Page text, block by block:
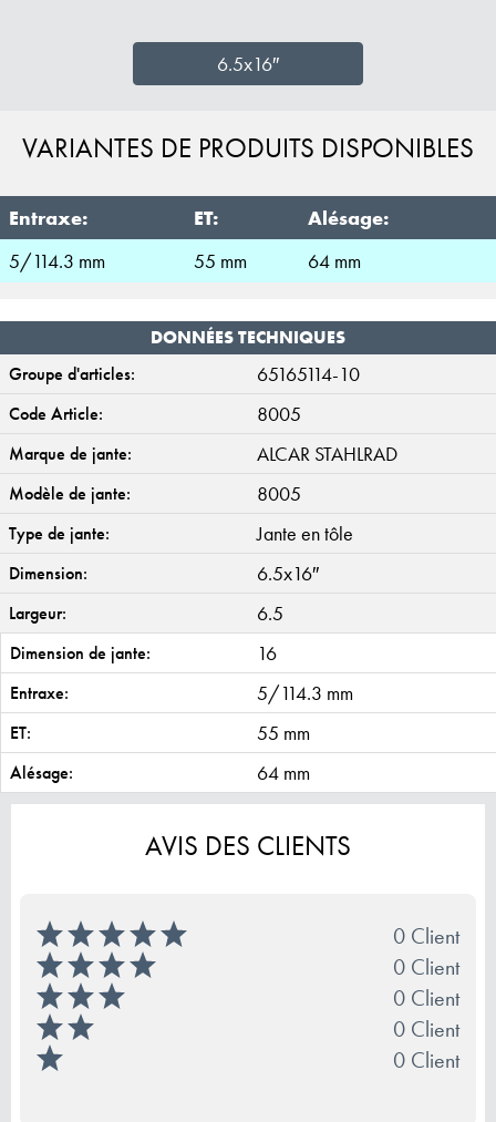
6.5x16″
VARIANTES DE PRODUITS DISPONIBLES
Entraxe: ET:
Alésage:
5/114.3 mm
55 mm 64 mm
DONNÉES TECHNIQUES
Groupe d'articles:
65165114-10
Code Article: 8005
Marque de jante: ALCAR STAHLRAD
Modèle de jante: 8005
Type de jante: Jante en tôle
Dimension: 6.5x16″
Largeur: 6.5
Dimension de jante: 16
Entraxe: 5/114.3 mm
ET: 55 mm
Alésage: 64 mm
AVIS DES CLIENTS
0 Client
0 Client
0 Client
0 Client
0 Client